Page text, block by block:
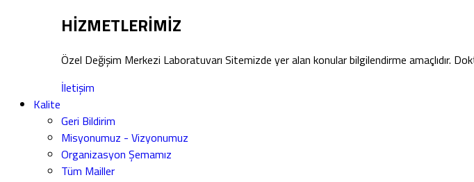
HİZMETLERİMİZ
Özel Değişim Merkezi Laboratuvarı Sitemizde yer alan konular bilgilendirme amaçlıdır.
İletişim
Kalite
Geri Bildirim
Misyonumuz - Vizyonumuz
Organizasyon Şemamız
Tüm Mailler